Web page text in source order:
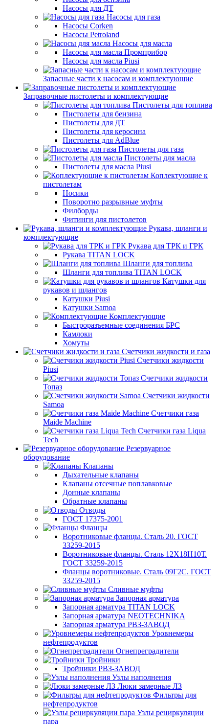
Насосы для ДТ
Насосы для газа
Насосы Corken
Насосы Petroland
Насосы для масла
Насосы для масла Промприбор
Насосы для масла Piusi
Запасные части к насосам и комплектующие
Заправочные пистолеты и комплектующие
Пистолеты для топлива
Пистолеты для бензина
Пистолеты для ДТ
Пистолеты для керосина
Пистолеты для AdBlue
Пистолеты для газа
Пистолеты для масла
Пистолеты для масла Piusi
Коплектующие к
пистолетам
Носики
Поворотно разрывные муфты
Филборды
Фитинги для пистолетов
Рукава, шланги и
комплектующие
Рукава для ТРК и ГРК
Рукава TITAN LOCK
Шланги для топлива
Шланги для топлива TITAN LOCK
Катушки для
рукавов и шлангов
Катушки Piusi
Катушки Samoa
Комплектующие
Быстроразъемные соединения БРС
Камлоки
Хомуты
Счетчики жидкости и газа
Счетчики жидкости
Piusi
Счетчики жидкости
Топаз
Счетчики жидкости
Samoa
Счетчики газа
Maide Machine
Счетчики газа Liqua
Tech
Резервуарное
оборудование
Клапаны
Дыхательные клапаны
Клапаны отсечные поплавковые
Донные клапаны
Обратные клапаны
Отводы
ГОСТ 17375-2001
Фланцы
Воротниковые фланцы. Сталь 20. ГОСТ
33259-2015
Воротниковые фланцы. Сталь 12Х18Н10Т.
ГОСТ 33259-2015
Фланцы воротниковые. Сталь 09Г2С. ГОСТ
33259-2015
Сливные муфты
Запорная арматура
Запорная арматура TITAN LOCK
Запорная арматура NEOTECHNIKA
Запорная арматура РВЗ-ЗАВОД
Уровнемеры
нефтепродуктов
Огнепреградители
Тройники
Тройники РВЗ-ЗАВОД
Узлы наполнения
Люки замерные ЛЗ
Фильтры для
нефтепродуктов
Узлы рециркуляции
пара